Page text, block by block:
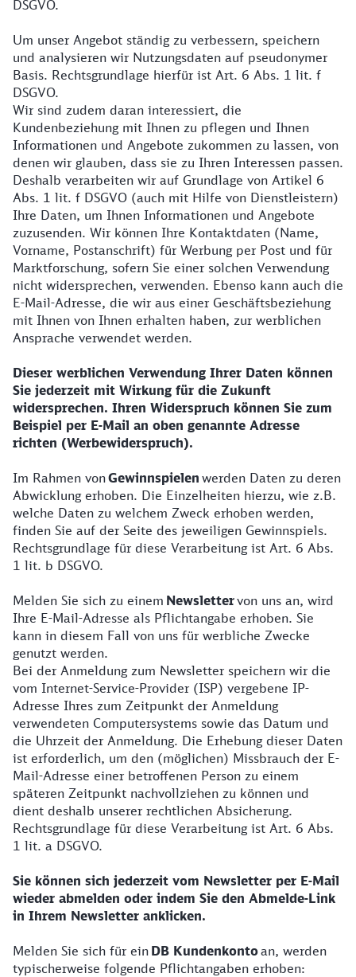
DSGVO.
Um unser Angebot ständig zu verbessern, speichern
und analysieren wir Nutzungsdaten auf pseudonymer
Basis. Rechtsgrundlage hierfür ist Art. 6 Abs. 1 lit. f
DSGVO.
Wir sind zudem daran interessiert, die
Kundenbeziehung mit Ihnen zu pflegen und Ihnen
Informationen und Angebote zukommen zu lassen, von
denen wir glauben, dass sie zu Ihren Interessen passen.
Deshalb verarbeiten wir auf Grundlage von Artikel 6
Abs. 1 lit. f DSGVO (auch mit Hilfe von Dienstleistern)
Ihre Daten, um Ihnen Informationen und Angebote
zuzusenden. Wir können Ihre Kontaktdaten (Name,
Vorname, Postanschrift) für Werbung per Post und für
Marktforschung, sofern Sie einer solchen Verwendung
nicht widersprechen, verwenden. Ebenso kann auch die
E-Mail-Adresse, die wir aus einer Geschäftsbeziehung
mit Ihnen von Ihnen erhalten haben, zur werblichen
Ansprache verwendet werden.
Dieser werblichen Verwendung Ihrer Daten können
Sie jederzeit mit Wirkung für die Zukunft
widersprechen. Ihren Widerspruch können Sie zum
Beispiel per E-Mail an oben genannte Adresse
richten (Werbewiderspruch).
Im Rahmen vonGewinnspielen werden Daten zu deren
Abwicklung erhoben. Die Einzelheiten hierzu, wie z.B.
welche Daten zu welchem Zweck erhoben werden,
finden Sie auf der Seite des jeweiligen Gewinnspiels.
Rechtsgrundlage für diese Verarbeitung ist Art. 6 Abs.
1 lit. b DSGVO.
Melden Sie sich zu einem Newslettervon uns an, wird
Ihre E-Mail-Adresse als Pflichtangabe erhoben. Sie
kann in diesem Fall von uns für werbliche Zwecke
genutzt werden.
Bei der Anmeldung zum Newsletter speichern wir die
vom Internet-Service-Provider (ISP) vergebene IP-
Adresse Ihres zum Zeitpunkt der Anmeldung
verwendeten Computersystems sowie das Datum und
die Uhrzeit der Anmeldung. Die Erhebung dieser Daten
ist erforderlich, um den (möglichen) Missbrauch der E-
Mail-Adresse einer betroffenen Person zu einem
späteren Zeitpunkt nachvollziehen zu können und
dient deshalb unserer rechtlichen Absicherung.
Rechtsgrundlage für diese Verarbeitung ist Art. 6 Abs.
1 lit. a DSGVO.
Sie können sich jederzeit vom Newsletter per E-Mail
wieder abmelden oder indem Sie den Abmelde-Link
in Ihrem Newsletter anklicken.
Melden Sie sich für ein DB Kundenkontoan, werden
typischerweise folgende Pflichtangaben erhoben: